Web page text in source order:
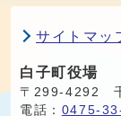
サイトマッ
白子町役場
〒299-4292
電話： 0475-